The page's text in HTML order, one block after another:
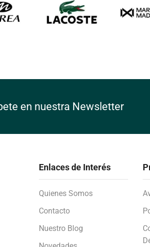
en nuestra Newsletter
Enlaces de Interés
Quienes Somos
Contacto
Nuestro Blog